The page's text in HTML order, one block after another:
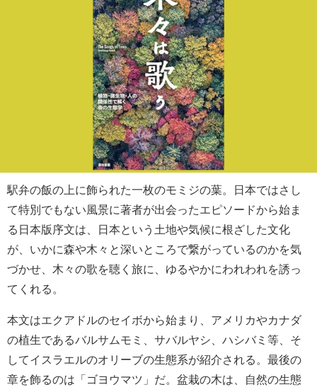
駅弁の飯の上に飾られた一枚のモミジの葉。日本ではさし
て特別でもない風景に著者が出会ったエピソードから始ま
る日本版序文は、日本という土地や気候に根ざした文化
が、いかに森や木々と深いところで繋がっているのかを気
づかせ、木々の歌を聴く旅に、ゆるやかにわれわれを誘っ
てくれる。
本文はエクアドルのセイボから始まり、アメリカやカナダ
の植生であるバルサムモミ、サバルヤシ、ハシバミ等、そ
してイスラエルのオリーブの生態系が紹介される。最後の
章を飾るのは「ゴヨウマツ」だ。盆栽の木は、自然の生態